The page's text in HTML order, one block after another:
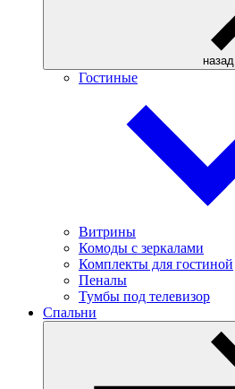
назад
Гостиные
Витрины
Комоды с зеркалами
Комплекты для гостиной
Пеналы
Тумбы под телевизор
Спальни